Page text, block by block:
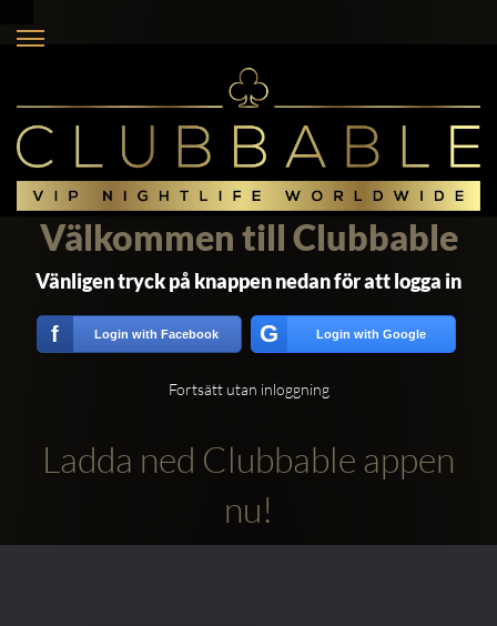
Välkommen till Clubbable
Vänligen tryck på knappen nedan för att logga in
f Login with Facebook G Login with Google
Fortsätt utan inloggning
Ladda ned Clubbable appen
nu!